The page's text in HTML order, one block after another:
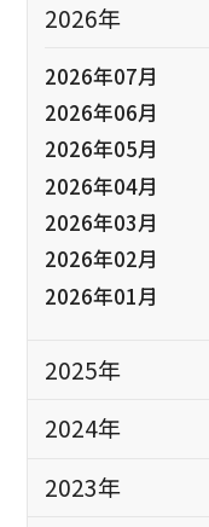
2026年
2026年07月
2026年06月
2026年05月
2026年04月
2026年03月
2026年02月
2026年01月
2025年
2024年
2023年